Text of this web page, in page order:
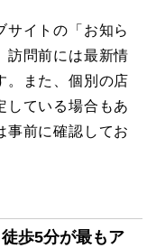
サイトの「お知ら
訪問前には最新情
。また、個別の店
している場合もあ
事前に確認してお
歩5分が最もア